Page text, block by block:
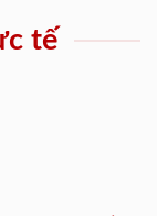
tế